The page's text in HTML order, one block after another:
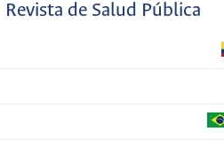
Revista de Salud Pública